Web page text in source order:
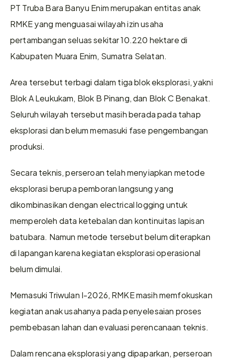
PT Truba Bara Banyu Enim merupakan entitas anak
RMKE yang menguasai wilayah izin usaha
pertambangan seluas sekitar 10.220 hektare di
Kabupaten Muara Enim, Sumatra Selatan.
Area tersebut terbagi dalam tiga blok eksplorasi, yakni
Blok A Leukukam, Blok B Pinang, dan Blok C Benakat.
Seluruh wilayah tersebut masih berada pada tahap
eksplorasi dan belum memasuki fase pengembangan
produksi.
Secara teknis, perseroan telah menyiapkan metode
eksplorasi berupa pemboran langsung yang
dikombinasikan dengan electrical logging untuk
memperoleh data ketebalan dan kontinuitas lapisan
batubara. Namun metode tersebut belum diterapkan
di lapangan karena kegiatan eksplorasi operasional
belum dimulai.
Memasuki Triwulan I-2026, RMKE masih memfokuskan
kegiatan anak usahanya pada penyelesaian proses
pembebasan lahan dan evaluasi perencanaan teknis.
Dalam rencana eksplorasi yang dipaparkan, perseroan